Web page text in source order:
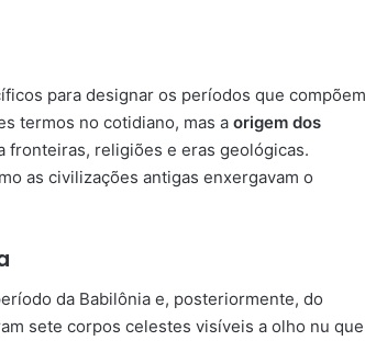
para designar os períodos que compõem
termos no cotidiano, mas a origem dos
fronteiras, religiões e eras geológicas.
as civilizações antigas enxergavam o
da Babilônia e, posteriormente, do
sete corpos celestes visíveis a olho nu que